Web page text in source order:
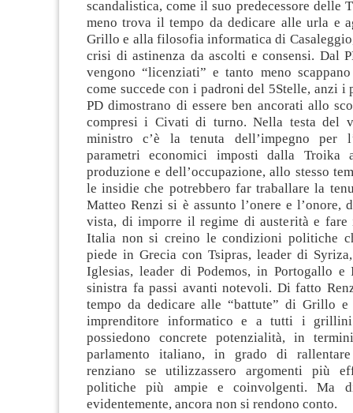
scandalistica, come il suo predecessore delle
meno trova il tempo da dedicare alle urla e
Grillo e alla filosofia informatica di
crisi di astinenza da ascolti e consensi. Dal
vengono “licenziati” e tanto meno
come succede con i padroni del 5Stelle, anzi i
PD dimostrano di essere ben ancorati allo
compresi i Civati di turno. Nella testa del
ministro c’è la tenuta dell’impegno per
parametri economici imposti dalla Troika
produzione e dell’occupazione, allo stesso
le insidie che potrebbero far traballare la
Matteo Renzi si è assunto l’onere e l’onore,
vista, di imporre il regime di austerità e fare
Italia non si creino le condizioni politiche
piede in Grecia con Tsipras, leader di
Iglesias, leader di Podemos, in Portogallo e
sinistra fa passi avanti notevoli. Di fatto
tempo da dedicare alle “battute” di Grillo
imprenditore informatico e a tutti i
possiedono concrete potenzialità, in
parlamento italiano, in grado di
renziano se utilizzassero argomenti più
politiche più ampie e coinvolgenti. Ma
evidentemente, ancora non si rendono conto.